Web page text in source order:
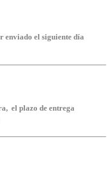
enviado el siguiente día
el plazo de entrega